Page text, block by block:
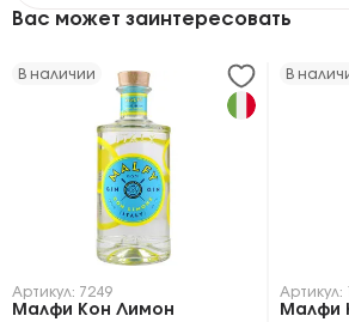
Вас может заинтересовать
В наличии
Артикул: 7249
Малфи Кон Лимон
В
Артикул:
Малфи